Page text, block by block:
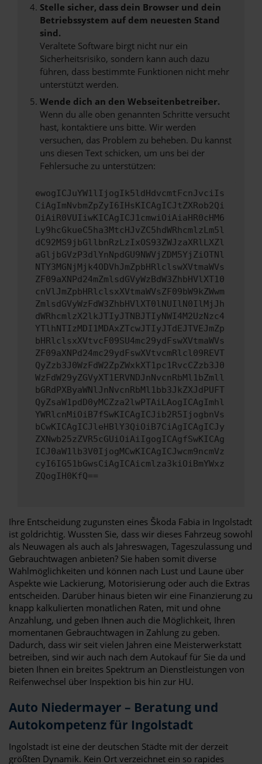
Stelle sicher, dass dein Browser und dein
Betriebssystem auf dem neuesten Stand
sind.
Veraltete Software birgt nicht nur ein
Sicherheitsrisiko, sondern kann auch dazu
führen, dass bestimmte Funktionen nicht mehr
unterstützt werden.
Wende dich an den Webseitenbetreiber.
Wenn du alle oben genannten Schritte versucht
hast, kontaktiere uns bitte. Wir werden
versuchen, das Problem zu beheben. Du kannst
uns diesen Text schicken, um uns bei der
Fehlersuche zu unterstützen:
ewogICJuYW1lIjogIk5ldHdvcmtFcnJvciIs
CiAgImNvbmZpZyI6IHsKICAgICJtZXRob2Qi
OiAiR0VUIiwKICAgICJ1cmwiOiAiaHR0cHM6
Ly9hcGkueC5ha3MtcHJvZC5hdWRhcmlzLm5l
dC92MS9jbGllbnRzLzIxOS93ZWJzaXRlLXZl
aGljbGVzP3dlYnNpdGU9NWVjZDM5YjZiOTNl
NTY3MGNjMjk4ODVhJmZpbHRlclswXVtmaWVs
ZF09aXNPd24mZmlsdGVyWzBdW3ZhbHVlXT10
cnVlJmZpbHRlclsxXVtmaWVsZF09bW9kZWwm
ZmlsdGVyWzFdW3ZhbHVlXT0lNUIlN0IlMjJh
dWRhcmlzX2lkJTIyJTNBJTIyNWI4M2UzNzc4
YTlhNTIzMDI1MDAxZTcwJTIyJTdEJTVEJmZp
bHRlclsxXVtvcF09SU4mc29ydFswXVtmaWVs
ZF09aXNPd24mc29ydFswXVtvcmRlcl09REVT
QyZzb3J0WzFdW2ZpZWxkXT1pc1RvcCZzb3J0
WzFdW29yZGVyXT1ERVNDJnNvcnRbMl1bZmll
bGRdPXByaWNlJnNvcnRbMl1bb3JkZXJdPUFT
QyZsaW1pdD0yMCZza2lwPTAiLAogICAgImhl
YWRlcnMiOiB7fSwKICAgICJib2R5IjogbnVs
bCwKICAgICJleHBlY3QiOiB7CiAgICAgICJy
ZXNwb25zZVR5cGUiOiAiIgogICAgfSwKICAg
ICJ0aW1lb3V0IjogMCwKICAgICJwcm9ncmVz
cyI6IG51bGwsCiAgICAicmlza3kiOiBmYWxz
ZQogIH0KfQ==
Ihre Entscheidung zugunsten eines Škoda Fabia in Ingolstadt
ist goldrichtig. Wussten Sie, dass wir dieses Fahrzeug sowohl
als Neuwagen als auch als Jahreswagen, Tageszulassung und
Gebrauchtwagen anbieten? Sie haben somit diverse
Wahlmöglichkeiten und können nach Lust und Laune über
Aspekte wie Lackierung, Motorisierung oder auch die Extras
entscheiden. Darüber hinaus bieten wir eine Finanzierung zu
knapp kalkulierten monatlichen Raten, mit und ohne
Anzahlung, und geben Ihnen auch die Möglichkeit, Ihren
momentanen Gebrauchtwagen in Zahlung zu geben.
Dadurch, dass wir seit vielen Jahren eine Meisterwerkstatt
betreiben, sind wir auch nach dem Autokauf für Sie da und
bieten Ihnen ein breites Spektrum an Dienstleistungen von
Reifenwechsel über Inspektion bis hin zur HU.
Auto Niedermayer – Beratung und
Autokompetenz für Ingolstadt
Ingolstadt ist eine der deutschen Städte mit der derzeit
größten Dynamik. Kein Ort verzeichnet ein so rapides